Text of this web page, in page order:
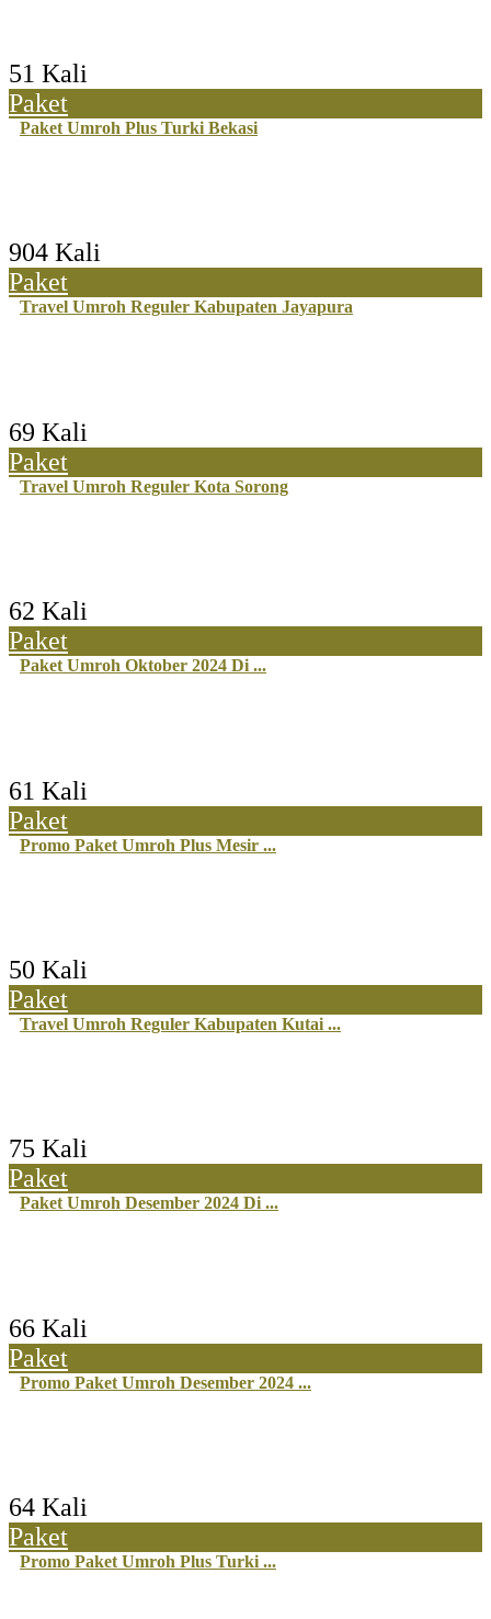
51 Kali
Paket
Paket Umroh Plus Turki Bekasi
904 Kali
Paket
Travel Umroh Reguler Kabupaten Jayapura
69 Kali
Paket
Travel Umroh Reguler Kota Sorong
62 Kali
Paket
Paket Umroh Oktober 2024 Di ...
61 Kali
Paket
Promo Paket Umroh Plus Mesir ...
50 Kali
Paket
Travel Umroh Reguler Kabupaten Kutai ...
75 Kali
Paket
Paket Umroh Desember 2024 Di ...
66 Kali
Paket
Promo Paket Umroh Desember 2024 ...
64 Kali
Paket
Promo Paket Umroh Plus Turki ...